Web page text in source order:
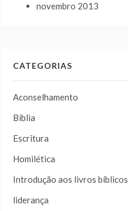
novembro 2013
CATEGORIAS
Aconselhamento
Bíblia
Escritura
Homilética
Introdução aos livros bíblicos
liderança